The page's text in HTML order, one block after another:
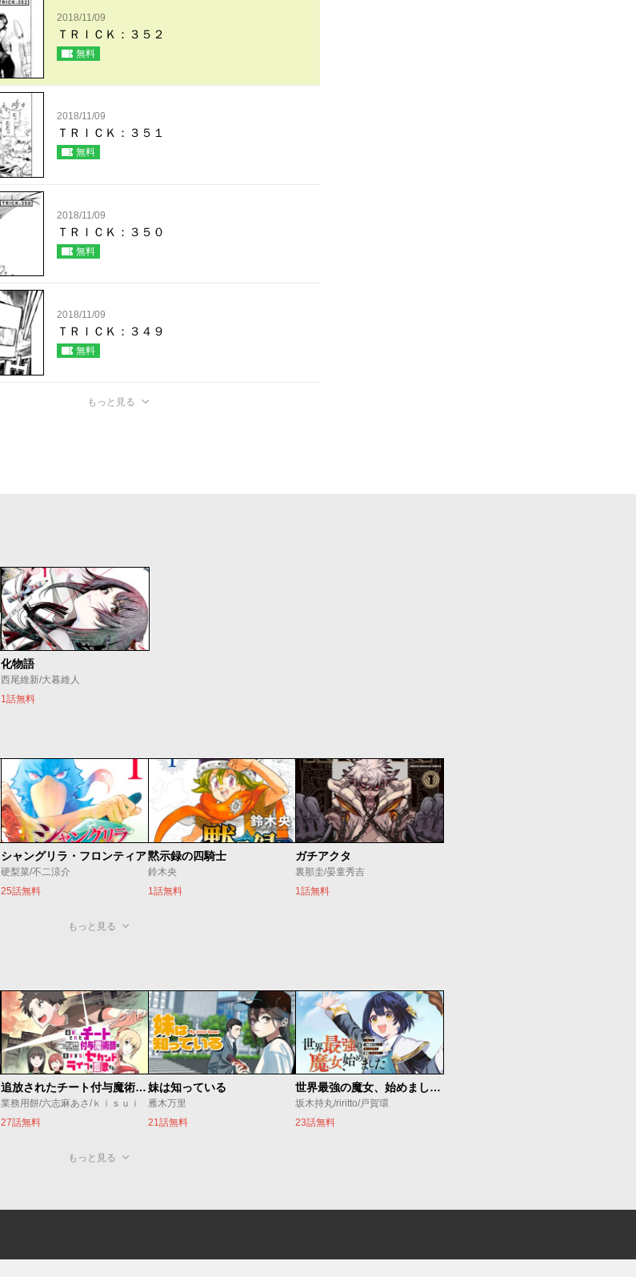
2018/11/09
ＴＲＩＣＫ：３５２
無料
2018/11/09
ＴＲＩＣＫ：３５１
無料
2018/11/09
ＴＲＩＣＫ：３５０
無料
2018/11/09
ＴＲＩＣＫ：３４９
無料
もっと見る
化物語
西尾維新/大暮維人
1話無料
シャングリラ・フロンティア
硬梨菜/不二涼介
25話無料
黙示録の四騎士
鈴木央
1話無料
ガチアクタ
裏那圭/晏童秀吉
1話無料
もっと見る
追放されたチート付与魔術師は気ままなセカンドライフを謳歌する。 ～俺は武器だけじゃなく、あらゆるものに『強化ポイント』を付与できるし、俺の意思でいつでも効果を解除できるけど、残った人たち大丈夫？～
業務用餅/六志麻あさ/ｋｉｓｕｉ
27話無料
妹は知っている
雁木万里
21話無料
世界最強の魔女、始めました ～私だけ『攻略サイト』を見れる世界で自由に生きます～
坂木持丸/riritto/戸賀環
23話無料
もっと見る